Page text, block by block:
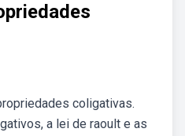
coligativas.
a lei de raoult e as